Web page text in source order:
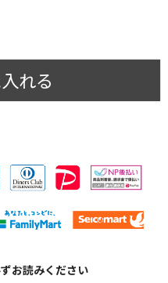
れる
お読みください